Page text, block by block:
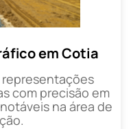
em Cotia
representações
com precisão em
na área de